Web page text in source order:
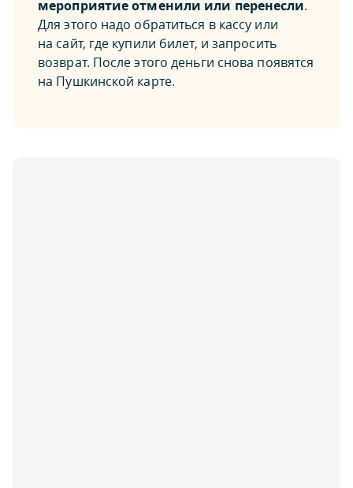
мероприятие отменили или перенесли.
Для этого надо обратиться в кассу или
на сайт, где купили билет, и запросить
возврат. После этого деньги снова появятся
на Пушкинской карте.